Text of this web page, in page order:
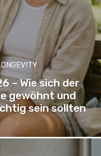
– Wie sich der
gewöhnt und
sein sollten